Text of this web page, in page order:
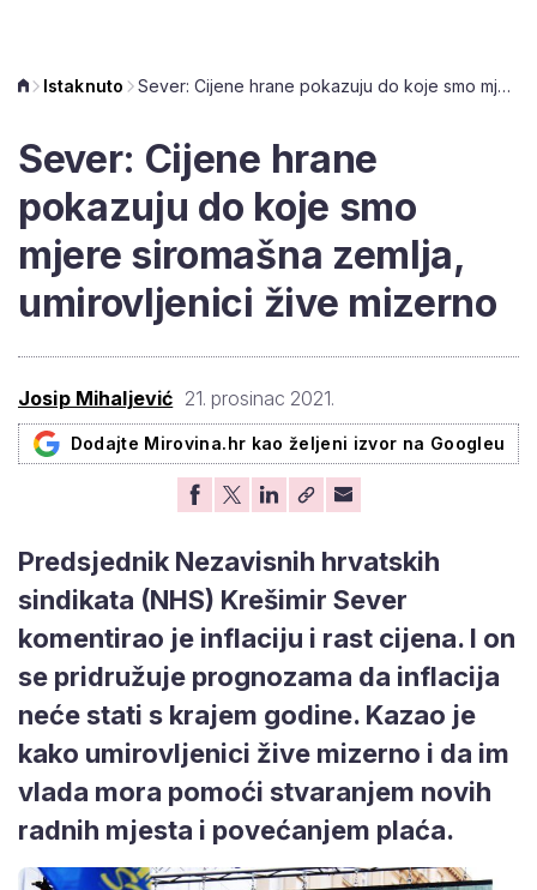
Istaknuto Sever: Cijene hrane pokazuju do koje smo mjere siromašna zemlja, umirovljenici žive mizerno
Sever: Cijene hrane
pokazuju do koje smo
mjere siromašna zemlja,
umirovljenici žive mizerno
Josip Mihaljević 21. prosinac 2021.
Dodajte Mirovina.hr kao željeni izvor na Googleu
Predsjednik Nezavisnih hrvatskih
sindikata (NHS) Krešimir Sever
komentirao je inflaciju i rast cijena. I on
se pridružuje prognozama da inflacija
neće stati s krajem godine. Kazao je
kako umirovljenici žive mizerno i da im
vlada mora pomoći stvaranjem novih
radnih mjesta i povećanjem plaća.